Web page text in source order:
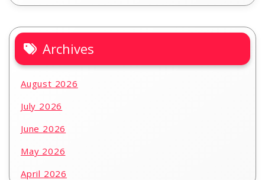
Archives
August 2026
July 2026
June 2026
May 2026
April 2026